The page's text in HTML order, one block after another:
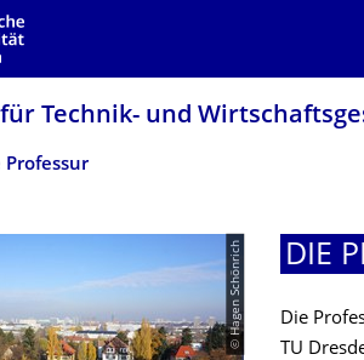
Technik- und
Professur
© Hagen Schönrich DIE
Die
TU